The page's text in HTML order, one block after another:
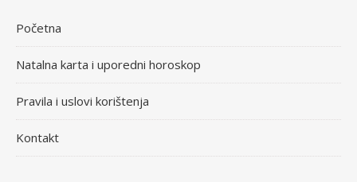
Početna
Natalna karta i uporedni horoskop
Pravila i uslovi korištenja
Kontakt